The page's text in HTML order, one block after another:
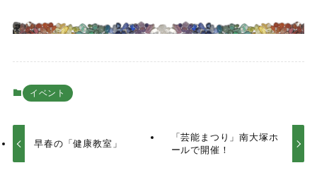
イベント
早春の「健康教室」
「芸能まつり」南大塚ホ
ールで開催！